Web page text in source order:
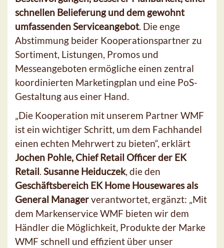
schnellen Belieferung und dem gewohnt
umfassenden Serviceangebot. Die enge
Abstimmung beider Kooperationspartner zu
Sortiment, Listungen, Promos und
Messeangeboten ermögliche einen zentral
koordinierten Marketingplan und eine PoS-
Gestaltung aus einer Hand.
„Die Kooperation mit unserem Partner WMF
ist ein wichtiger Schritt, um dem Fachhandel
einen echten Mehrwert zu bieten“, erklärt
Jochen Pohle, Chief Retail Officer der EK
Retail. Susanne Heiduczek, die den
Geschäftsbereich EK Home Housewares als
General Managerverantwortet, ergänzt: „Mit
dem Markenservice WMF bieten wir dem
Händler die Möglichkeit, Produkte der Marke
WMF schnell und effizient über unser